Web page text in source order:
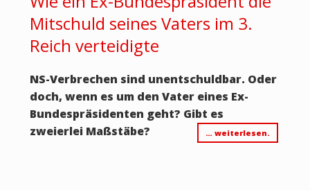
Mitschuld seines Vaters im 3.
Reich verteidigte
NS-Verbrechen sind unentschuldbar. Oder
doch, wenn es um den Vater eines Ex-
Bundespräsidenten geht? Gibt es
zweierlei Maßstäbe?
… weiterlesen.